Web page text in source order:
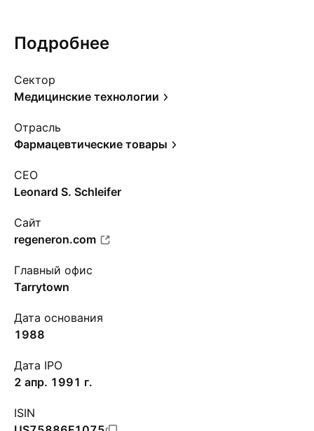
Подробнее
Сектор
Медицинские технологии
Отрасль
Фармацевтические товары
CEO
Leonard S. Schleifer
Сайт
regeneron.com
Главный офис
Tarrytown
Дата основания
1988
Дата IPO
2 апр. 1991 г.
ISIN